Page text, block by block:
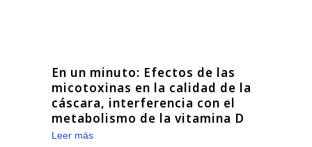
En un minuto: Efectos de las
micotoxinas en la calidad de la
cáscara, interferencia con el
metabolismo de la vitamina D
Leer más